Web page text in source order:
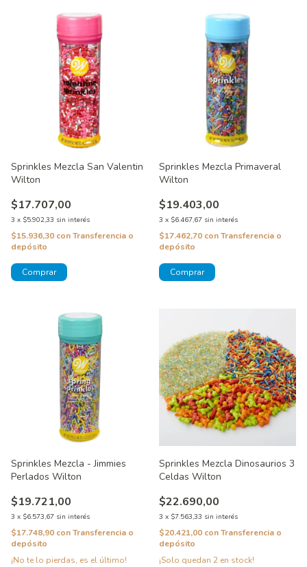
Sprinkles Mezcla San Valentin
Wilton
$17.707,00
3 x $5.902,33 sin interés
$15.936,30 conTransferencia o
depósito
Sprinkles Mezcla Primaveral
Wilton
$19.403,00
3 x $6.467,67 sin interés
$17.462,70 conTransferencia o
depósito
Sprinkles Mezcla - Jimmies
Perlados Wilton
$19.721,00
3 x $6.573,67 sin interés
$17.748,90 conTransferencia o
depósito
¡No te lo pierdas, es el último!
Sprinkles Mezcla Dinosaurios 3
Celdas Wilton
$22.690,00
3 x $7.563,33 sin interés
$20.421,00 conTransferencia o
depósito
¡Solo quedan 2 en stock!